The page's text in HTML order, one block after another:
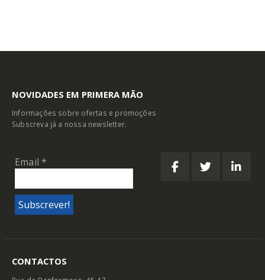
NOVIDADES EM PRIMERA MÃO
Informações sobre ofertas e promoções
Subscreva já a nossa newsletter.
Email *
CONTACTOS